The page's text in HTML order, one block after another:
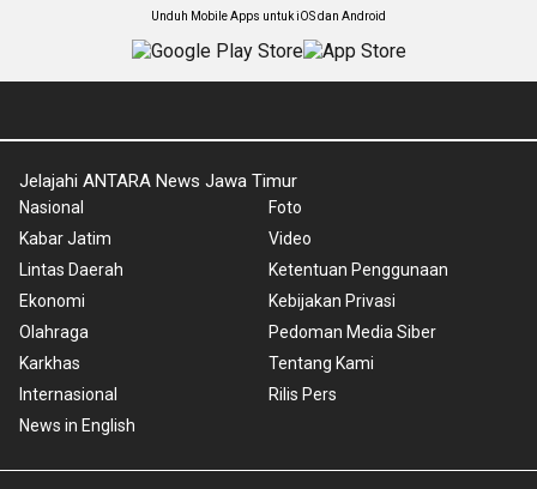
Unduh Mobile Apps untuk iOS dan Android
Jelajahi ANTARA News Jawa Timur
Nasional
Kabar Jatim
Lintas Daerah
Ekonomi
Olahraga
Karkhas
Internasional
News in English
Foto
Video
Ketentuan Penggunaan
Kebijakan Privasi
Pedoman Media Siber
Tentang Kami
Rilis Pers